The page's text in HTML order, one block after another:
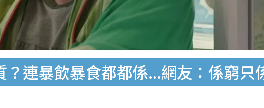
連暴飲暴食都都係...網友：係窮只